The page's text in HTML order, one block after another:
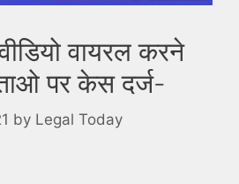
वायरल करने
पर केस दर्ज-
by Legal Today